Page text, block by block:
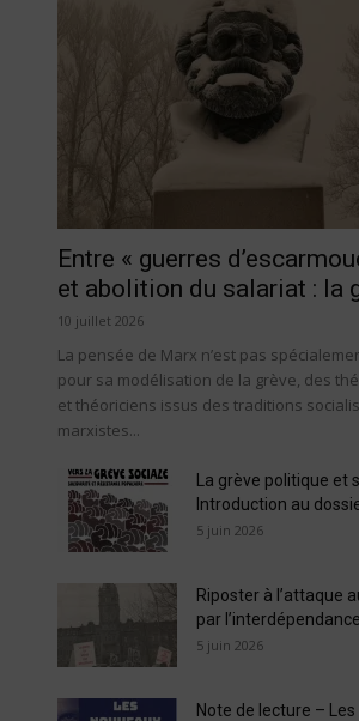
Entre « guerres
et abolition du salariat : la
10 juillet 2026
La pensée de Marx n’est pas
pour sa modélisation de la grève, des
et théoriciens issus des traditions
marxistes...
La grève politique et
Introduction au
5 juin 2026
Riposter à l’attaque
par
5 juin 2026
Note de lecture –